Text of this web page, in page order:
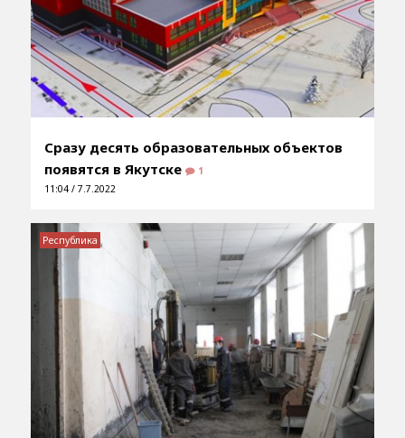
Сразу десять образовательных объектов
появятся в Якутске
1
11:04 / 7.7.2022
Республика